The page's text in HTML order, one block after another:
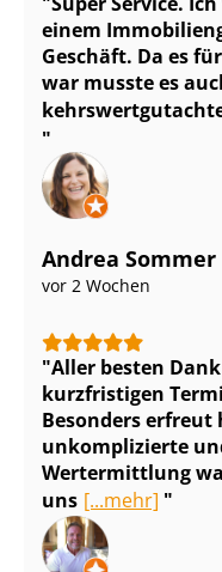
einem
Geschäft. Da es
war musste es
Andrea Sommer
vor 2 Wochen
Aller besten
kurzfristigen
Besonders
unkomplizierte
Wertermittlung
uns [...mehr]